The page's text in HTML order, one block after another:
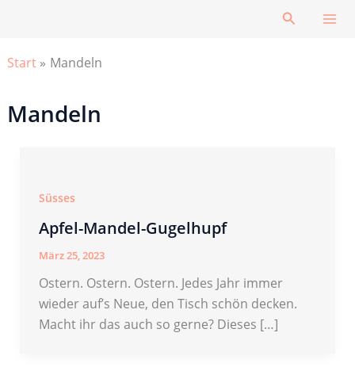
Suchen
Start Mandeln
Mandeln
Süsses
Apfel-Mandel-Gugelhupf
März 25, 2023
Ostern. Ostern. Ostern. Jedes Jahr immer
wieder auf’s Neue, den Tisch schön decken.
Macht ihr das auch so gerne? Dieses […]